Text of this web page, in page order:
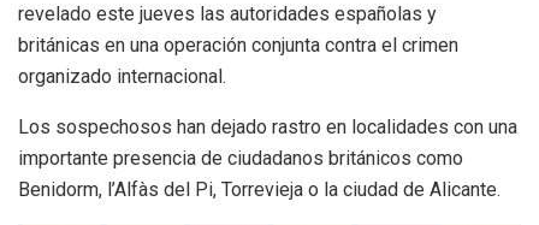
revelado este jueves las autoridades españolas y
británicas en una operación conjunta contra el crimen
organizado internacional.
Los sospechosos han dejado rastro en localidades con una
importante presencia de ciudadanos británicos como
Benidorm, l’Alfàs del Pi, Torrevieja o la ciudad de Alicante.